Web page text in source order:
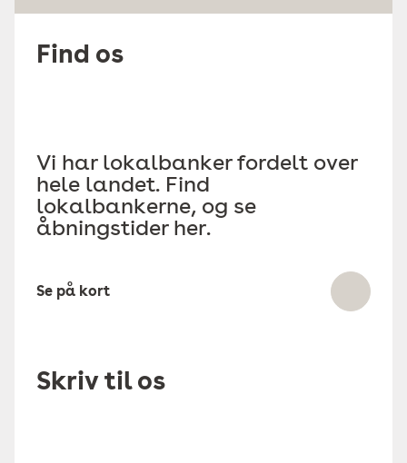
Find os
Vi har lokalbanker fordelt over
hele landet. Find
lokalbankerne, og se
åbningstider her.
Se på kort
Skriv til os